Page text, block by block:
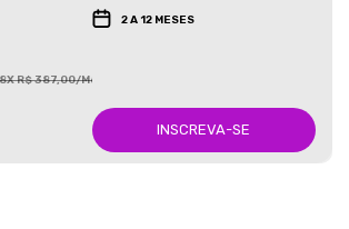
2 A 12 MESES
R$ 387,00/Mês
INSCREVA-SE